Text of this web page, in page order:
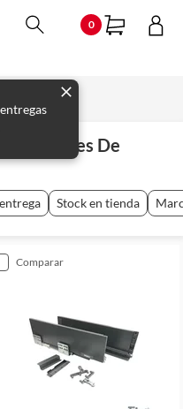
0
Y Soportes De
Stock en tienda
comparar